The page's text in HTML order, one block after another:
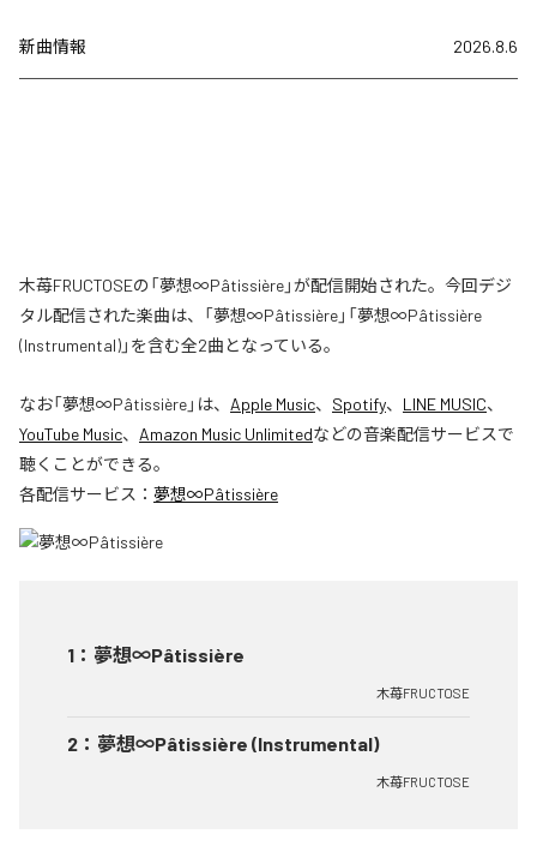
新曲情報 2026.8.6
木苺FRUCTOSEの「夢想∞Pâtissière」が配信開始された。今回デジ
タル配信された楽曲は、「夢想∞Pâtissière」「夢想∞Pâtissière
(Instrumental)」を含む全2曲となっている。
なお「夢想∞Pâtissière」は、 Apple Music、 Spotify、 LINE MUSIC、
YouTube Music、 Amazon Music Unlimitedなどの音楽配信サービスで
聴くことができる。
各配信サービス： 夢想∞Pâtissière
1 ： 夢想∞Pâtissière
木苺FRUCTOSE
2 ： 夢想∞Pâtissière (Instrumental)
木苺FRUCTOSE